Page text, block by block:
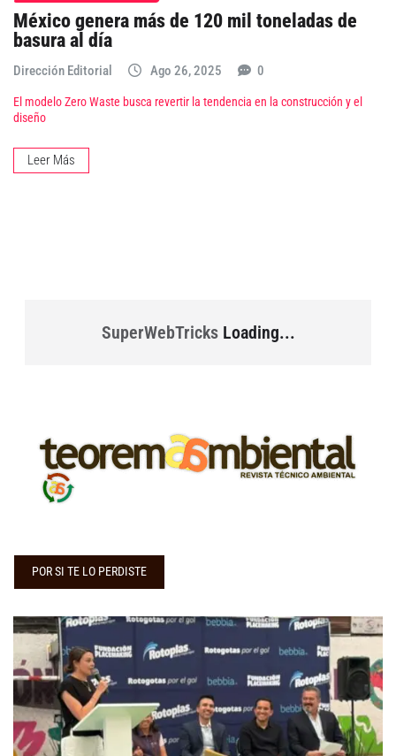
México genera más de 120 mil toneladas de
basura al día
Dirección Editorial Ago 26, 2025 0
El modelo Zero Waste busca revertir la tendencia en la construcción y el
diseño
Leer Más
SuperWebTricksLoading...
POR SI TE LO PERDISTE